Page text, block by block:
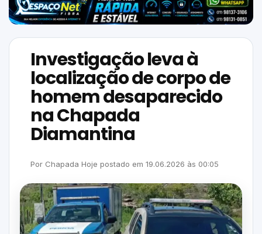
Investigação leva à
localização de corpo de
homem desaparecido
na Chapada
Diamantina
Por Chapada Hoje postado em 19.06.2026 às 00:05